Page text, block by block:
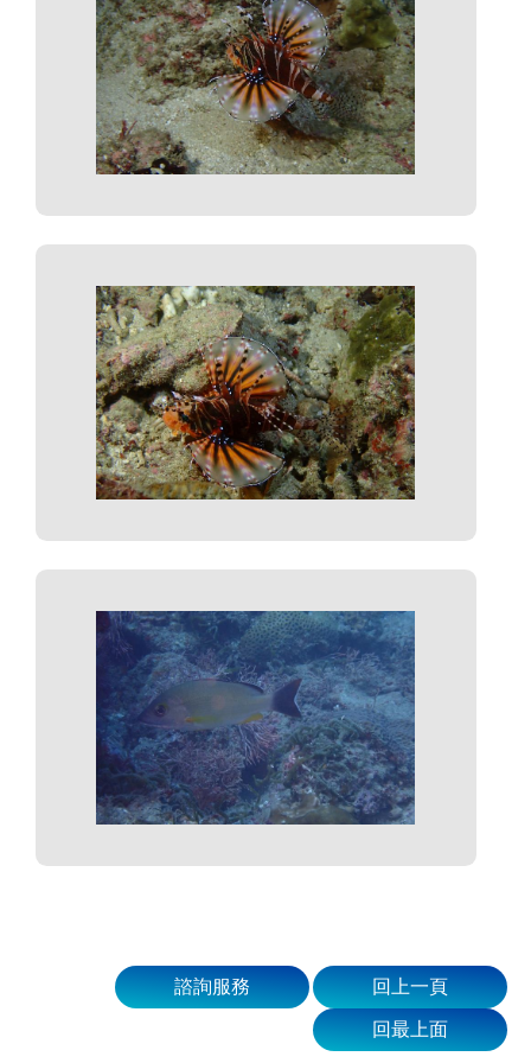
諮詢服務 回上一頁
回最上面